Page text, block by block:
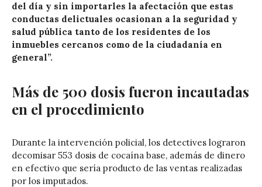
del día y sin importarles la afectación que estas
conductas delictuales ocasionan a la seguridad y
salud pública tanto de los residentes de los
inmuebles cercanos como de la ciudadanía en
general”.
Más de 500 dosis fueron incautadas
en el procedimiento
Durante la intervención policial, los detectives lograron
decomisar 553 dosis de cocaína base, además de dinero
en efectivo que sería producto de las ventas realizadas
por los imputados.